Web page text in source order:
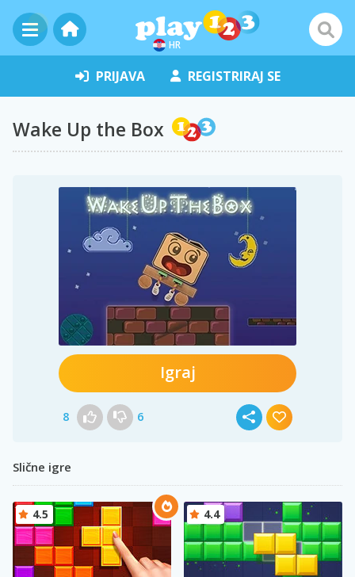
HR
PRIJAVA REGISTRIRAJ SE
Wake Up the Box
Igraj
8 6
Slične igre
4.5 4.4